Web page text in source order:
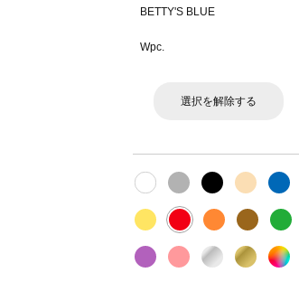
BETTY'S BLUE
Wpc.
選択を解除する